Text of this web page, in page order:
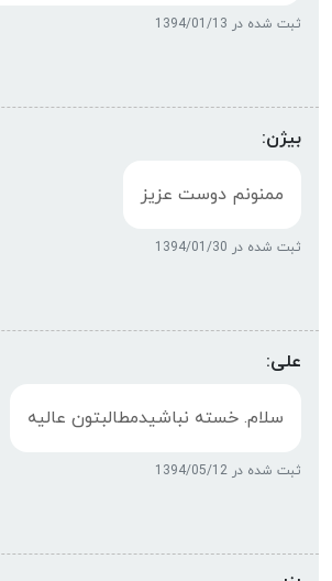
ثبت شده در 1394/01/13
بیژن:
ممنونم دوست عزیز
ثبت شده در 1394/01/30
علی:
سلام. خسته نباشیدمطالبتون عالیه
ثبت شده در 1394/05/12